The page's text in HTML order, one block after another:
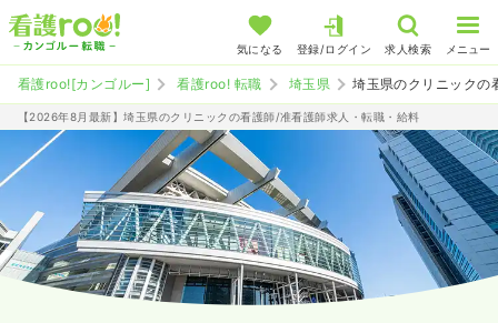
気になる 登録/ログイン 求人検索 メニュー
看護roo![カンゴルー] 看護roo! 転職 埼玉県 埼玉県のクリニックの
【2026年8月最新】埼玉県のクリニックの看護師/准看護師求人・転職・給料